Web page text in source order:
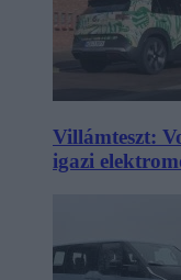
Villámteszt:
igazi